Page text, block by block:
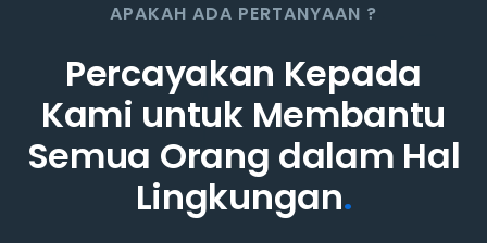
APAKAH ADA PERTANYAAN ?
Percayakan Kepada
Kami untuk Membantu
Semua Orang dalam Hal
Lingkungan.